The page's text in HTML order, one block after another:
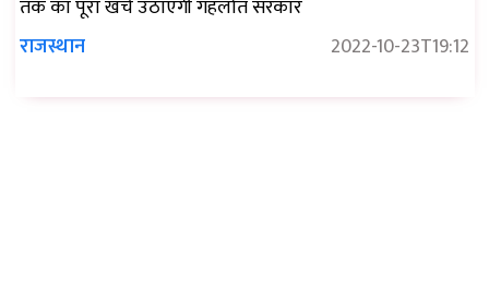
तक का पूरा खर्च उठाएगी गहलोत सरकार
राजस्थान
2022-10-23T19:12